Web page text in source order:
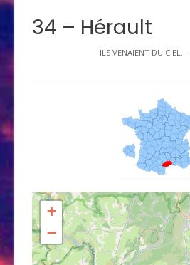
34 – Hérault
ILS VENAIENT DU CIEL...
+
−